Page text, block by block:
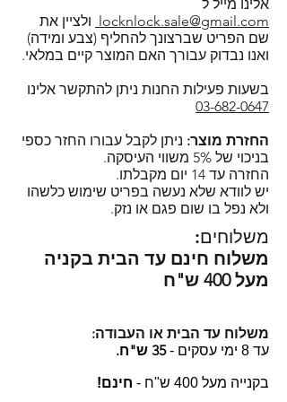
לחמם במיקרוגל ללא חשש (עם
מכסה פתוח), להקפיא ולנקות במדיח
כלים (רצוי במדף העליון).
רוצים לדעת למה ביותר ממאה
מדינות ברחבי העולם בוחרים
בקופסאות המזון של לוק אנד לוק?
הקליקו!
הסדרה הקלאסית של לוק אנד לוק -
Lock and Lock Classic.
SSL.
במייל:locknlock.sale@gmail.com
בצ'אט דרך האתר, מומלץ לחכות
מספר דקות למענה או לחילופין
להשאיר פרטים כדי שנוכל ליצור קשר
בחזרה.
עדכונים על מבצעים, מוצרים חדשים
ועוד!
אלינו מייל ל
locknlock.sale@gmail.com ולציין את
שם הפריט שברצונך להחליף (צבע ומידה)
ואנו נבדוק עבורך האם המוצר קיים במלאי.
בשעות פעילות החנות ניתן להתקשר אלינו
03-682-0647
החזרת מוצר: ניתן לקבל עבורו החזר כספי
בניכוי של 5% משווי העיסקה.
החזרה עד 14 יום מקבלתו.
יש לוודא שלא נעשה בפריט שימוש כלשהו
ולא נפל בו שום פגם או נזק.
משלוחים:
משלוח חינם עד הבית בקניה
מעל 400 ש"ח
משלוח עד הבית או העבודה:
עד 8 ימי עסקים - 35 ש"ח.
בקנייה מעל 400 ש"ח - חינם!